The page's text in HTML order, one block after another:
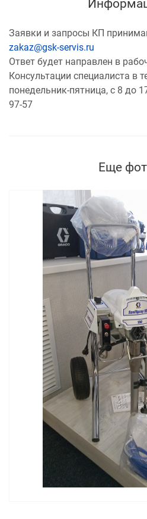
Заявки и запросы КП
zakaz@gsk-servis.ru
Ответ будет направлен в
Консультации специалиста в
понедельник-пятница, с 8 до
97-57
Еще